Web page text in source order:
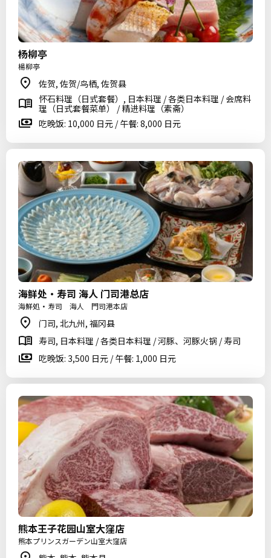
杨柳亭
楊柳亭
佐贺, 佐贺/鸟栖, 佐贺县
怀石料理（日式套餐）, 日本料理 / 各类日本料理 / 会席料
理（日式套餐菜单） / 精进料理（素斋）
吃晚饭: 10,000 日元 / 午餐: 8,000 日元
海鲜处・寿司 海人 门司港总店
海鮮処・寿司 海人 門司港本店
门司, 北九州, 福冈县
寿司, 日本料理 / 各类日本料理 / 河豚、河豚火锅 / 寿司
吃晚饭: 3,500 日元 / 午餐: 1,000 日元
熊本王子花园山室大窪店
熊本プリンスガーデン山室大窪店